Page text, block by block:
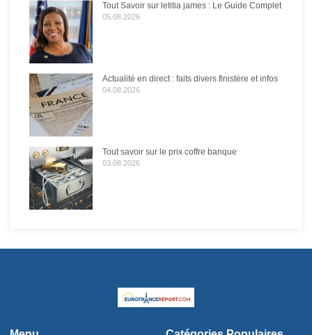
Tout Savoir sur letitia james : Le Guide Complet
05.08.2026
Actualité en direct : faits divers finistère et infos
04.08.2026
Tout savoir sur le prix coffre banque
03.08.2026